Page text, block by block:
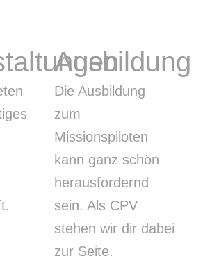
Ausbildung
Die Ausbildung
zum
Missionspiloten
kann ganz schön
herausfordernd
sein. Als CPV
stehen wir dir dabei
zur Seite.